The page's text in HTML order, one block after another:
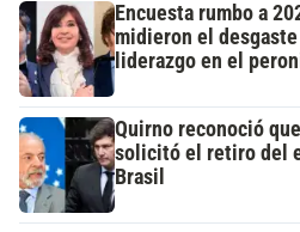
Encuesta rumbo a
midieron el
liderazgo en el
Quirno reconoció
solicitó el retiro del
Brasil